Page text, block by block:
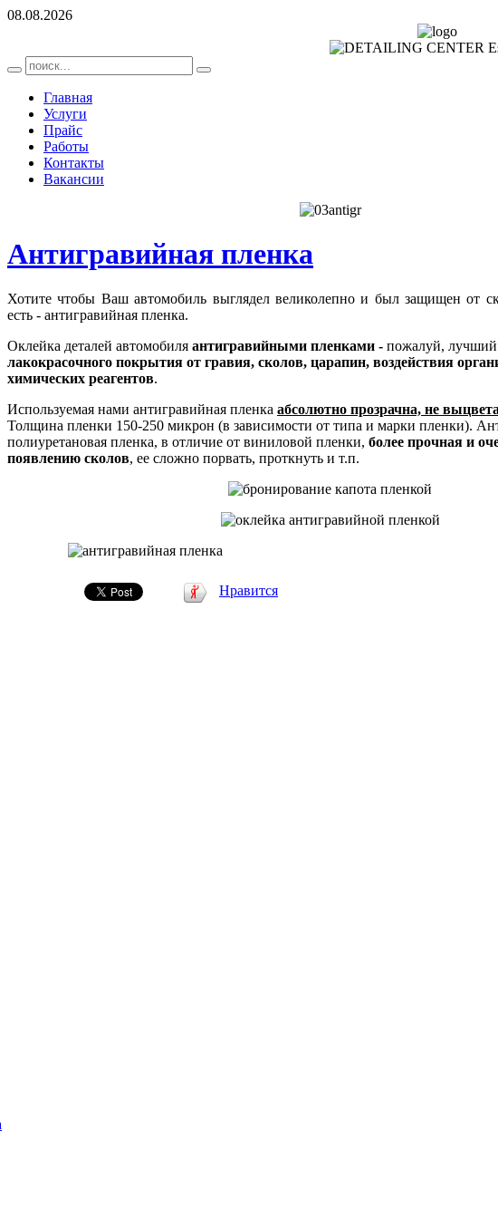
08.08.2026
Главная
Услуги
Прайс
Работы
Контакты
Вакансии
Антигравийная пленка
Хотите чтобы Ваш автомобиль выглядел великолепно и был защищен от
есть - антигравийная пленка.
Оклейка деталей автомобиля антигравийными пленками - пожалуй, лучший
лакокрасочного покрытия от гравия, сколов, царапин, воздействия
химических реагентов.
Используемая нами антигравийная пленка абсолютно прозрачна, не
Толщина пленки 150-250 микрон (в зависимости от типа и марки пленки).
полиуретановая пленка, в отличие от виниловой пленки, более прочная и
появлению сколов, ее сложно порвать, проткнуть и т.п.
Нравится